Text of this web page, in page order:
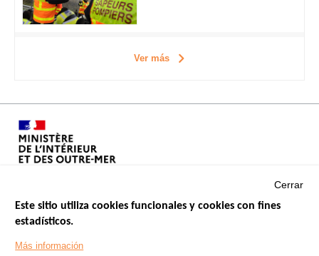
Ver más
Footer
Cerrar
Este sitio utiliza cookies funcionales y cookies con fines
estadísticos.
Más información